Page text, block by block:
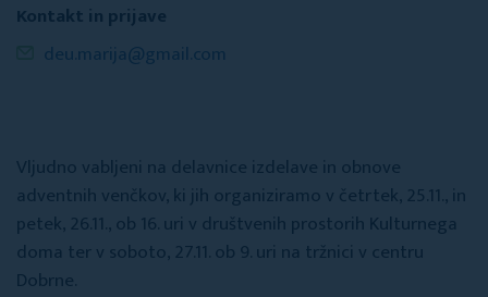
Kontakt in prijave
deu.marija@gmail.com
Vljudno vabljeni na delavnice izdelave in obnove
adventnih venčkov, ki jih organiziramo v četrtek, 25.11., in
petek, 26.11., ob 16. uri v društvenih prostorih Kulturnega
doma ter v soboto, 27.11. ob 9. uri na tržnici v centru
Dobrne.